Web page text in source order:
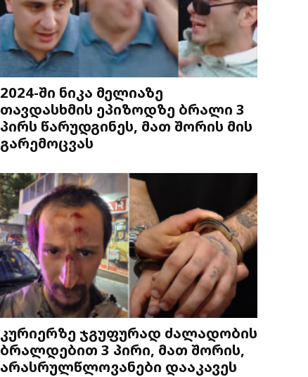
2024-ში ნიკა მელიაზე
თავდასხმის ეპიზოდზე ბრალი 3
პირს წარუდგინეს, მათ შორის მის
გარემოცვას
კურიერზე ჯგუფურად ძალადობის
ბრალდებით 3 პირი, მათ შორის,
არასრულწლოვანები დააკავეს